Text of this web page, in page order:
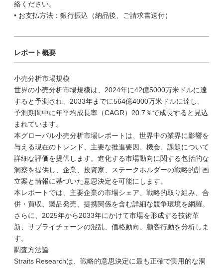
絡ください。
• お支払方法：銀行振込（納品後、ご請求書送付）
レポート概要
小売分析市場規模
世界の小売分析市場規模は、2024年に42億5000万米ドルに達
すると予測され、2033年までに564億4000万米ドルに達し、
予測期間中に年平均成長率（CAGR）20.7％で成長すると見込
まれています。
本グローバル小売分析市場レポートは、世界中の業界に影響を
与える現在のトレンド、主要な推進要因、機会、課題について
詳細な評価を提供します。進化する市場動向に関する包括的な
洞察を提供し、企業、投資家、ステークホルダーの戦略的計画
立案と情報に基づいた意思決定を可能にします。
本レポートでは、主要企業の市場シェア、戦略的取り組み、合
併・買収、製品発売、提携関係を含む詳細な競争環境を網羅。
さらに、2025年から2033年にかけて市場を形成する技術革
新、サプライチェーンの混乱、価格動向、顧客行動を分析しま
す。
調査方法論
Straits Researchは、戦略的意思決定に最も正確で実用的な洞